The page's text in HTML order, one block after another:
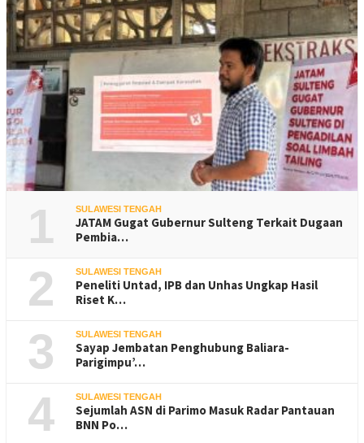
1 SULAWESI TENGAH
JATAM Gugat Gubernur Sulteng Terkait Dugaan
Pembia…
2 SULAWESI TENGAH
Peneliti Untad, IPB dan Unhas Ungkap Hasil
Riset K…
3 SULAWESI TENGAH
Sayap Jembatan Penghubung Baliara-
Parigimpu’…
4 SULAWESI TENGAH
Sejumlah ASN di Parimo Masuk Radar Pantauan
BNN Po…